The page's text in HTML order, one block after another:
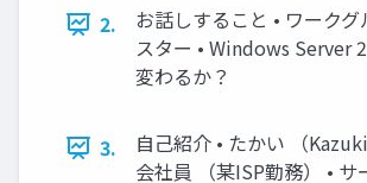
2.
お話しすること • ワークグ
スター • Windows Server
変わるか？
3.
自己紹介 • たかい （
会社員 （某ISP勤務） • サ